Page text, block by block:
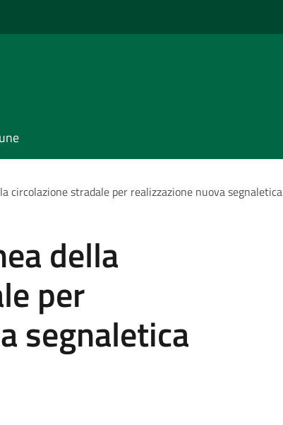
circolazione stradale per realizzazione nuova segnaletica
della
per
segnaletica